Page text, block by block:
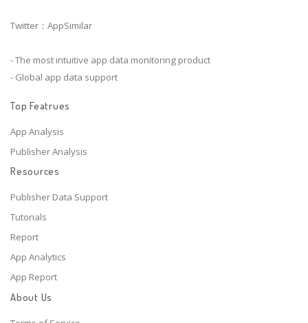
Twitter：AppSimilar
- The most intuitive app data monitoring product
- Global app data support
Top Featrues
App Analysis
Publisher Analysis
Resources
Publisher Data Support
Tutorials
Report
App Analytics
App Report
About Us